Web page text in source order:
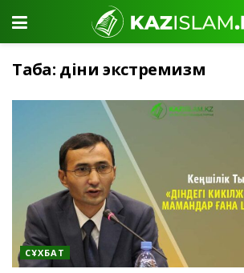
Таңба: діни экстремизм
СҰХБАТ